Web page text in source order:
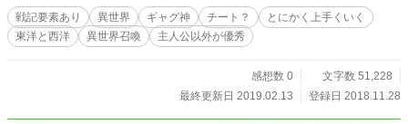
きます。
戦記要素あり 異世界 ギャグ神 チート？
とにかく上手くいく
東洋と西洋
異世界召喚 主人公以外が優秀
感想数 0
文字数 51,228
最終更新日 2019.02.13
登録日 2018.11.28